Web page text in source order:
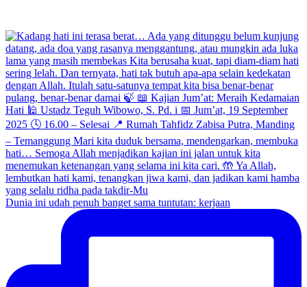
Dunia ini udah penuh banget sama tuntutan: kerjaan